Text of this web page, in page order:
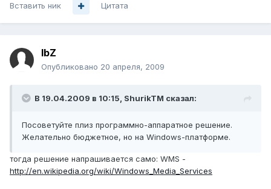
Вставить ник Цитата
IbZ
Опубликовано 20 апреля, 2009
В 19.04.2009 в 10:15, ShurikTM сказал:
Посоветуйте плиз программно-аппаратное решение.
Желательно бюджетное, но на Windows-платформе.
тогда решение напрашивается само: WMS -
http://en.wikipedia.org/wiki/Windows_Media_Services